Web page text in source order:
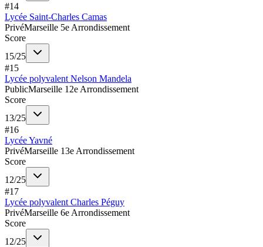
#14
Lycée Saint-Charles Camas
PrivéMarseille 5e Arrondissement
Score
15/25
#15
Lycée polyvalent Nelson Mandela
PublicMarseille 12e Arrondissement
Score
13/25
#16
Lycée Yavné
PrivéMarseille 13e Arrondissement
Score
12/25
#17
Lycée polyvalent Charles Péguy
PrivéMarseille 6e Arrondissement
Score
12/25